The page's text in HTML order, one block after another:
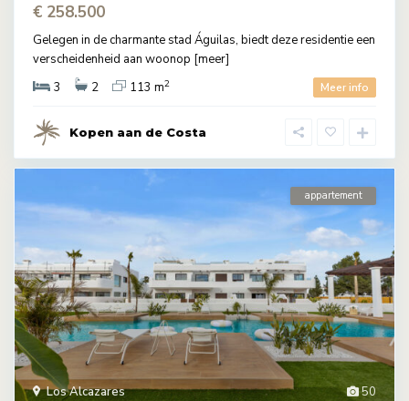
€ 258.500
Gelegen in de charmante stad Águilas, biedt deze residentie een
verscheidenheid aan woonop [meer]
3
2 113 m2 Meer info
Kopen aan de Costa
50
Los Alcazares
appartement